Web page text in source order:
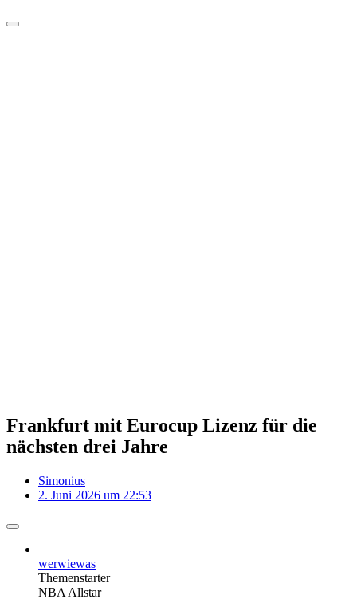
Frankfurt mit Eurocup Lizenz für die
nächsten drei Jahre
Simonius
2. Juni 2026 um 22:53
werwiewas
Themenstarter
NBA Allstar